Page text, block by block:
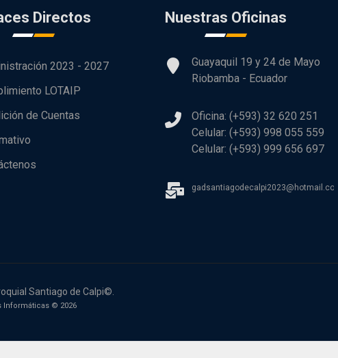
Directos
2023 - 2027
LOTAIP
de Cuentas
Nuestras Oficinas
Guayaquil 19 y 24 de Mayo
Riobamba - Ecuador
Oficina: (+593) 32 620 251
Celular: (+593) 998 055 559
Celular: (+593) 999 656 697
gadsantiagodecalpi2023@hotmail.com
Santiago de Calpi©.
Informáticas © 2026